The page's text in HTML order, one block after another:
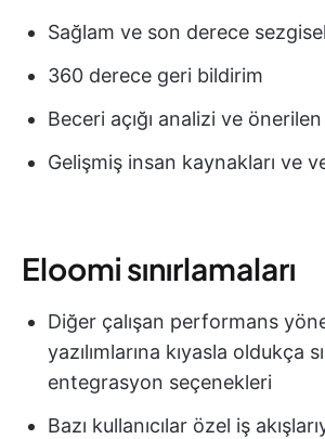
Sağlam ve son derece sezgisel
360 derece geri bildirim
Beceri açığı analizi ve
Gelişmiş insan kaynakları ve
Eloomi sınırlamaları
Diğer çalışan performans
yazılımlarına kıyasla oldukça
entegrasyon seçenekleri
Bazı kullanıcılar özel iş